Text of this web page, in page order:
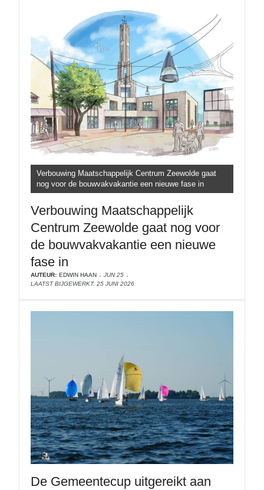
Verbouwing Maatschappelijk Centrum Zeewolde gaat
nog voor de bouwvakvakantie een nieuwe fase in
Verbouwing Maatschappelijk
Centrum Zeewolde gaat nog voor
de bouwvakvakantie een nieuwe
fase in
AUTEUR: EDWIN HAAN
JUN 25
LAATST BIJGEWERKT: 25 JUNI 2026
De Gemeentecup uitgereikt aan